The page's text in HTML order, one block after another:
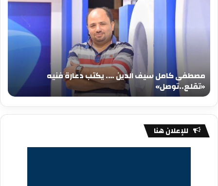
«تقلع..توصل»
مصطفى كامل سيف الدين …. يكتب دعارة فنيه
«تقلع..توصل»
….
للإعلان هنا